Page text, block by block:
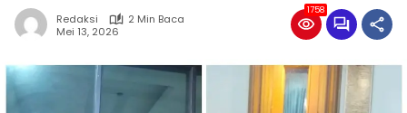
Redaksi
2 Min Baca
Mei 13, 2026
1758